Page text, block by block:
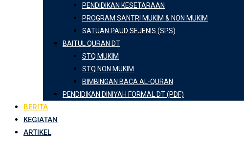
PENDIDIKAN KESETARAAN
PROGRAM SANTRI MUKIM & NON MUKIM
SATUAN PAUD SEJENIS (SPS)
BAITUL QURAN DT
STQ MUKIM
STQ NON MUKIM
BIMBINGAN BACA AL-QURAN
PENDIDIKAN DINIYAH FORMAL DT (PDF)
BERITA
KEGIATAN
ARTIKEL